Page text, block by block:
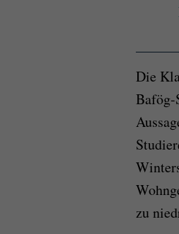
Die
Bafög-
zu